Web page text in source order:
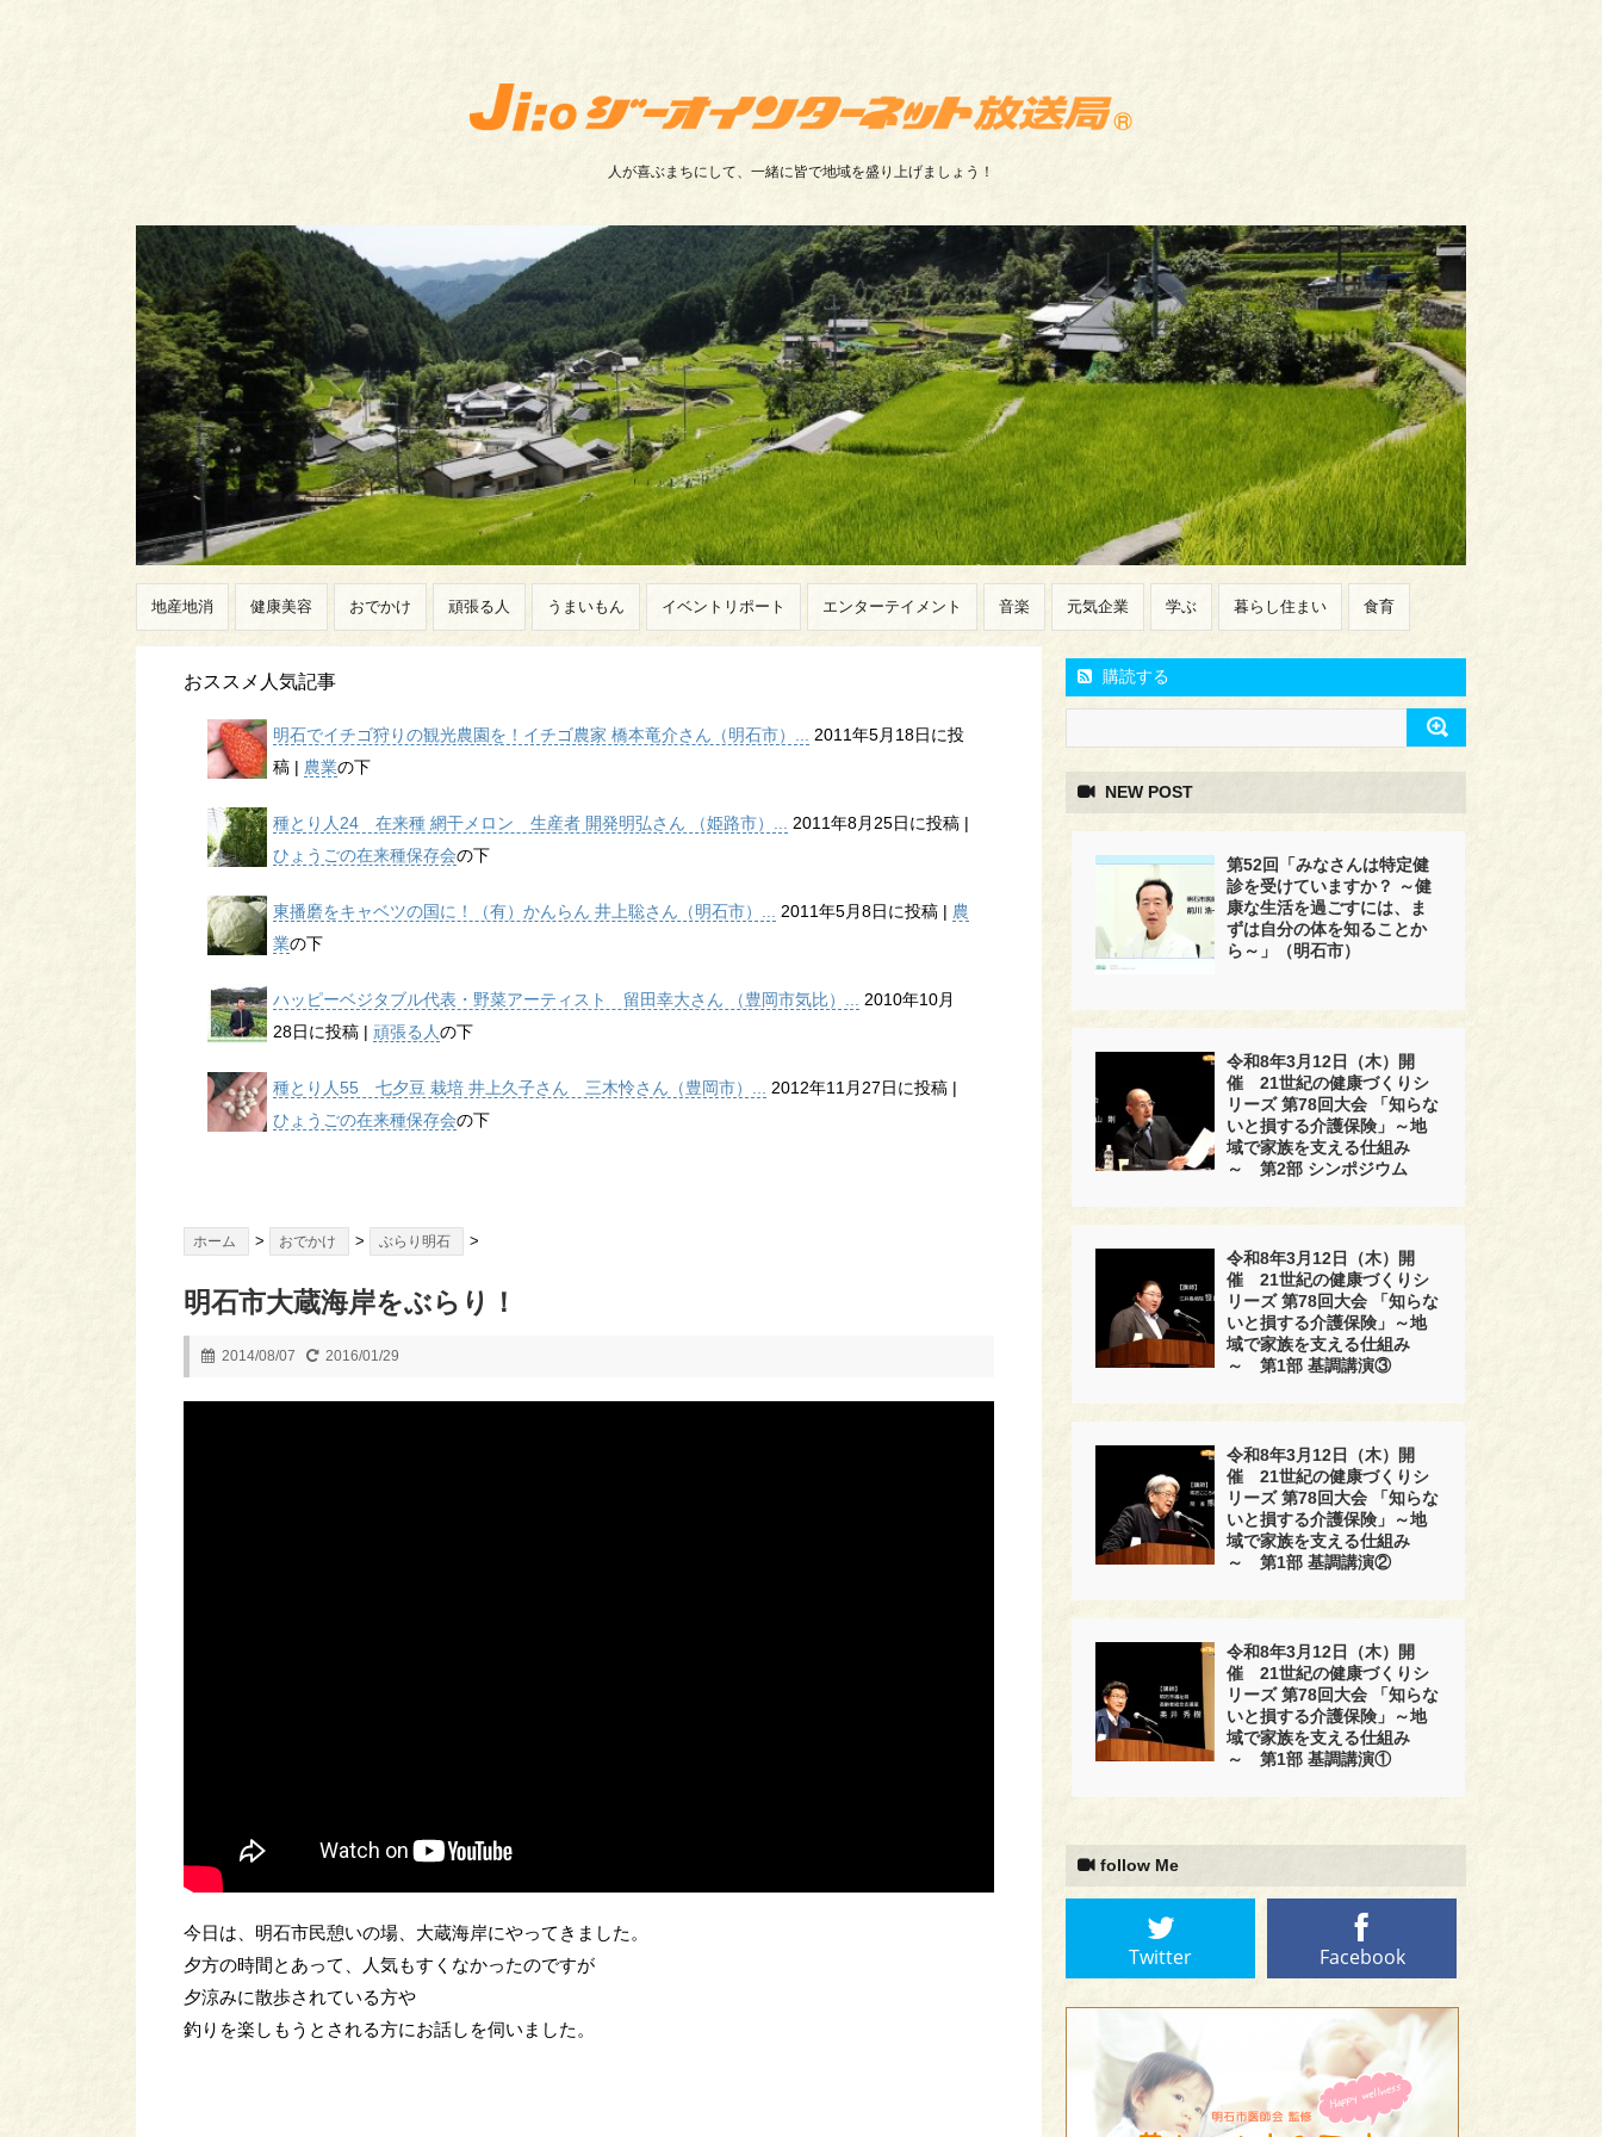
人が喜ぶまちにして、一緒に皆で地域を盛り上げましょう！
地産地消 健康美容 おでかけ 頑張る人 うまいもん イベントリポート エンターテイメント 音楽 元気企業 学ぶ 暮らし住まい 食育
おススメ人気記事
明石でイチゴ狩りの観光農園を！イチゴ農家 橋本竜介さん（明石市）...
2011年5月18日に投
稿 | 農業の下
種とり人24 在来種 網干メロン 生産者 開発明弘さん （姫路市）... 2011年8月25日に投稿 |
ひょうごの在来種保存会の下
東播磨をキャベツの国に！（有）かんらん 井上聡さん（明石市）... 2011年5月8日に投稿 | 農
業の下
ハッピーベジタブル代表・野菜アーティスト 留田幸大さん （豊岡市気比）...
2010年10月
28日に投稿 | 頑張る人の下
種とり人55 七夕豆 栽培 井上久子さん 三木怜さん（豊岡市）... 2012年11月27日に投稿 |
ひょうごの在来種保存会の下
ホーム > おでかけ > ぶらり明石 >
明石市大蔵海岸をぶらり！
2014/08/07 2016/01/29
今日は、明石市民憩いの場、大蔵海岸にやってきました。
夕方の時間とあって、人気もすくなかったのですが
夕涼みに散歩されている方や
釣りを楽しもうとされる方にお話しを伺いました。
購読する
NEW POST
第52回「みなさんは特定健
診を受けていますか？ ～健
康な生活を過ごすには、ま
ずは自分の体を知ることか
ら～」（明石市）
令和8年3月12日（木）開
催 21世紀の健康づくりシ
リーズ 第78回大会 「知らな
いと損する介護保険」～地
域で家族を支える仕組み
～ 第2部 シンポジウム
令和8年3月12日（木）開
催 21世紀の健康づくりシ
リーズ 第78回大会 「知らな
いと損する介護保険」～地
域で家族を支える仕組み
～ 第1部 基調講演③
令和8年3月12日（木）開
催 21世紀の健康づくりシ
リーズ 第78回大会 「知らな
いと損する介護保険」～地
域で家族を支える仕組み
～ 第1部 基調講演②
令和8年3月12日（木）開
催 21世紀の健康づくりシ
リーズ 第78回大会 「知らな
いと損する介護保険」～地
域で家族を支える仕組み
～ 第1部 基調講演①
follow Me
Twitter Facebook